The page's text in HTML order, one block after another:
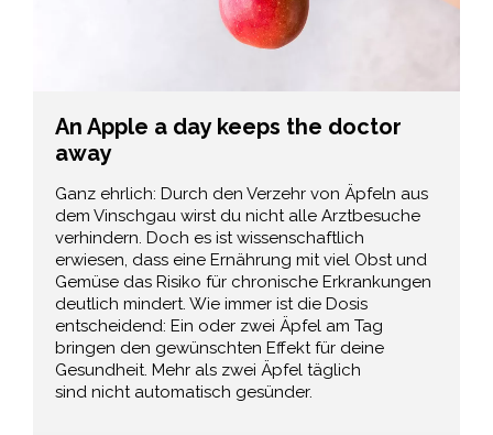
An Apple a day keeps the doctor
away
Ganz ehrlich: Durch den Verzehr von Äpfeln aus
dem Vinschgau wirst du nicht alle Arztbesuche
verhindern. Doch es ist wissenschaftlich
erwiesen, dass eine Ernährung mit viel Obst und
Gemüse das Risiko für chronische Erkrankungen
deutlich mindert. Wie immer ist die Dosis
entscheidend: Ein oder zwei Äpfel am Tag
bringen den gewünschten Effekt für deine
Gesundheit. Mehr als zwei Äpfel täglich
sind nicht automatisch gesünder.